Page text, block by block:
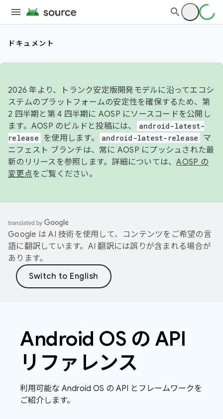
ドキュメント
2026 年より、トランク安定版開発モデルに沿ってエコシ
ステムのプラットフォームの安定性を確保するため、第
2 四半期と第 4 四半期に AOSP にソースコードを公開し
ます。AOSP のビルドと投稿には、
android-latest-
release
を使用します。 android-latest-release
マ
ニフェスト ブランチは、常に AOSP にプッシュされた最
新のリリースを参照します。詳細については、AOSP の
変更点をご覧ください。
Google は AI 技術を使用して、コンテンツをご希望の言
語に翻訳しています。AI 翻訳には誤りが含まれる場合が
あります。
Android OS の API
リファレンス
利用可能な Android OS の API とフレームワークを
ご紹介します。